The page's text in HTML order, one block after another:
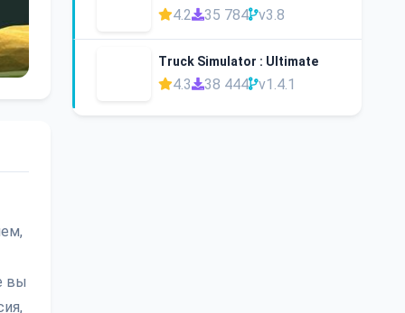
вы
4.2 35 784 v3.8
Truck Simulator : Ultimate
4.3 38 444 v1.4.1